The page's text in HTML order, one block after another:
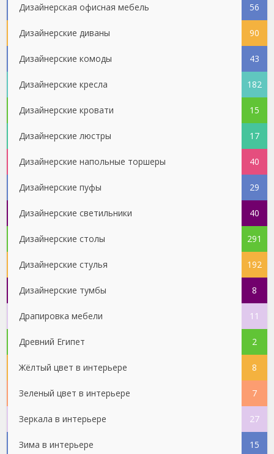
Дизайнерская офисная мебель 56
Дизайнерские диваны 90
Дизайнерские комоды 43
Дизайнерские кресла 182
Дизайнерские кровати 15
Дизайнерские люстры 17
Дизайнерские напольные торшеры 40
Дизайнерские пуфы 29
Дизайнерские светильники 40
Дизайнерские столы 291
Дизайнерские стулья 192
Дизайнерские тумбы 8
Драпировка мебели 11
Древний Египет 2
Жёлтый цвет в интерьере 8
Зеленый цвет в интерьере 7
Зеркала в интерьере 27
Зима в интерьере 15